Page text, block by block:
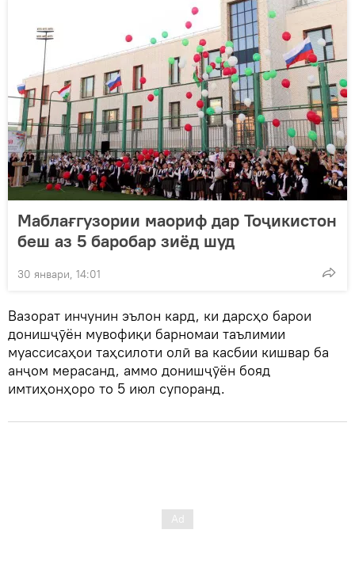
Маблағгузории маориф дар Тоҷикистон
беш аз 5 баробар зиёд шуд
30 январи, 14:01
Вазорат инчунин эълон кард, ки дарсҳо барои
донишҷӯён мувофиқи барномаи таълимии
муассисаҳои таҳсилоти олӣ ва касбии кишвар ба
анҷом мерасанд, аммо донишҷӯён бояд
имтиҳонҳоро то 5 июл супоранд.